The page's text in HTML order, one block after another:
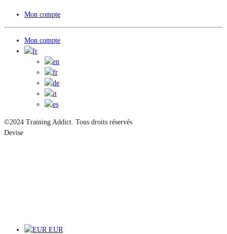
Mon compte
Mon compte
©2024 Training Addict. Tous droits réservés
Devise
EUR